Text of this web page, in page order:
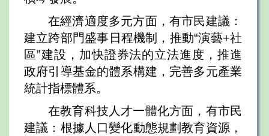
在經濟適度多元方面，有市民建議：
建立跨部門盛事日程機制，推動“演藝+社
區”建設，加快證券法的立法進度，推進
政府引導基金的體系構建，完善多元產業
統計指標體系。
在教育科技人才一體化方面，有市民
建議：根據人口變化動態規劃教育資源，